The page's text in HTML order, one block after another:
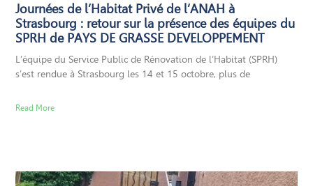
Journées de l’Habitat Privé de l’ANAH à
Strasbourg : retour sur la présence des équipes du
SPRH de PAYS DE GRASSE DEVELOPPEMENT
L’équipe du Service Public de Rénovation de l’Habitat (SPRH)
s’est rendue à Strasbourg les 14 et 15 octobre, plus de
Read More